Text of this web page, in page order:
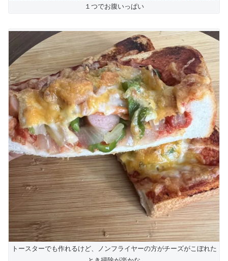
１つでお腹いっぱい
トースターでも作れるけど、ノンフライヤーの方がチーズがこぼれた